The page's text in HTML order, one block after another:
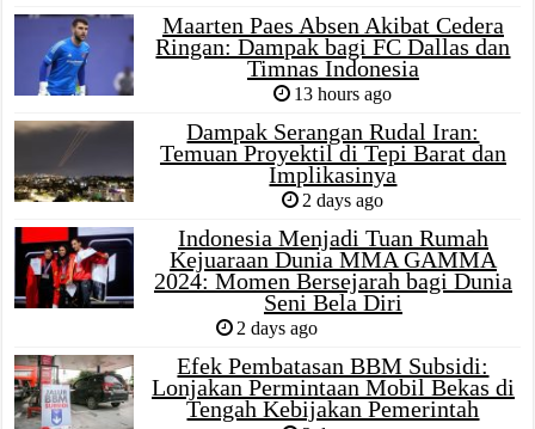
Maarten Paes Absen Akibat Cedera
Ringan: Dampak bagi FC Dallas dan
Timnas Indonesia
13 hours ago
Dampak Serangan Rudal Iran:
Temuan Proyektil di Tepi Barat dan
Implikasinya
2 days ago
Indonesia Menjadi Tuan Rumah
Kejuaraan Dunia MMA GAMMA
2024: Momen Bersejarah bagi Dunia
Seni Bela Diri
2 days ago
Efek Pembatasan BBM Subsidi:
Lonjakan Permintaan Mobil Bekas di
Tengah Kebijakan Pemerintah